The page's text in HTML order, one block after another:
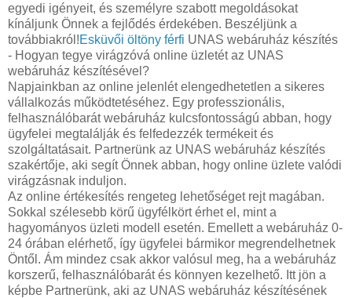
egyedi igényeit, és személyre szabott megoldásokat
kínáljunk Önnek a fejlődés érdekében. Beszéljünk a
továbbiakról!Esküvői öltöny férfi UNAS webáruház készítés
- Hogyan tegye virágzóvá online üzletét az UNAS
webáruház készítésével?
Napjainkban az online jelenlét elengedhetetlen a sikeres
vállalkozás működtetéséhez. Egy professzionális,
felhasználóbarát webáruház kulcsfontosságú abban, hogy
ügyfelei megtalálják és felfedezzék termékeit és
szolgáltatásait. Partnerünk az UNAS webáruház készítés
szakértője, aki segít Önnek abban, hogy online üzlete valódi
virágzásnak induljon.
Az online értékesítés rengeteg lehetőséget rejt magában.
Sokkal szélesebb körű ügyfélkört érhet el, mint a
hagyományos üzleti modell esetén. Emellett a webáruház 0-
24 órában elérhető, így ügyfelei bármikor megrendelhetnek
Öntől. Ám mindez csak akkor valósul meg, ha a webáruház
korszerű, felhasználóbarát és könnyen kezelhető. Itt jön a
képbe Partnerünk, aki az UNAS webáruház készítésének